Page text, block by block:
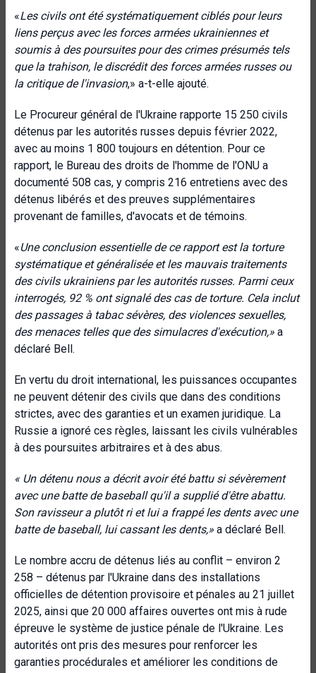
«Les civils ont été systématiquement ciblés pour leurs
liens perçus avec les forces armées ukrainiennes et
soumis à des poursuites pour des crimes présumés tels
que la trahison, le discrédit des forces armées russes ou
la critique de l'invasion,» a-t-elle ajouté.
Le Procureur général de l'Ukraine rapporte 15 250 civils
détenus par les autorités russes depuis février 2022,
avec au moins 1 800 toujours en détention. Pour ce
rapport, le Bureau des droits de l'homme de l'ONU a
documenté 508 cas, y compris 216 entretiens avec des
détenus libérés et des preuves supplémentaires
provenant de familles, d'avocats et de témoins.
«Une conclusion essentielle de ce rapport est la torture
systématique et généralisée etles mauvais traitements
des civils ukrainiens par les autorités russes. Parmi ceux
interrogés, 92 % ont signalé des cas de torture. Cela inclut
des passages à tabac sévères, des violences sexuelles,
des menaces telles que des simulacres d'exécution,» a
déclaré Bell.
En vertu du droit international, les puissances occupantes
ne peuvent détenir des civils que dans des conditions
strictes, avec des garanties et un examen juridique. La
Russie a ignoré ces règles, laissant les civils vulnérables
à des poursuites arbitraires et à des abus.
« Un détenu nous a décrit avoir été battu si sévèrement
avec une batte de baseball qu'il a supplié d'être abattu.
Son ravisseur a plutôt ri et lui a frappé les dents avec une
batte de baseball, lui cassant les dents,» a déclaré Bell.
Le nombre accru de détenus liés au conflit – environ 2
258 – détenus par l'Ukraine dans des installations
officielles de détention provisoire et pénales au 21 juillet
2025, ainsi que 20 000 affaires ouvertes ont mis à rude
épreuve le système de justice pénale de l'Ukraine. Les
autorités ont pris des mesures pour renforcer les
garanties procédurales et améliorer les conditions de